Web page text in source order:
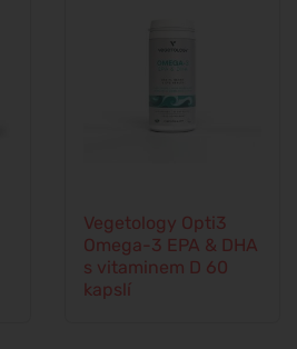
Vegetology Opti3
Omega-3 EPA & DHA
s vitaminem D 60
kapslí